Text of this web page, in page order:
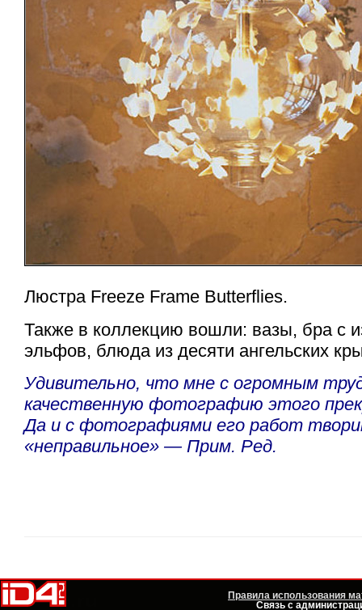
Люстра Freeze Frame Butterflies.
Также в коллекцию вошли: вазы, бра с
эльфов, блюда из десяти ангельских
Удивительно, что мне с огромным
качественную фотографию этого
Да и с фотографиями его работ
«неправильное» — Прим. Ред.
Правила использования
Связь с